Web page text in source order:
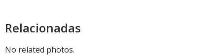
Relacionadas
No related photos.